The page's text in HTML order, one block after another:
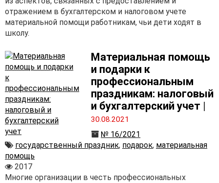
отражением в бухгалтерском и налоговом учете
материальной помощи работникам, чьи дети ходят в
школу.
Материальная помощь
и подарки к
профессиональным
праздникам: налоговый
и бухгалтерский учет
30.08.2021
№ 16/2021
государственный праздник, подарок, материальная
помощь
2017
Многие организации в честь профессиональных